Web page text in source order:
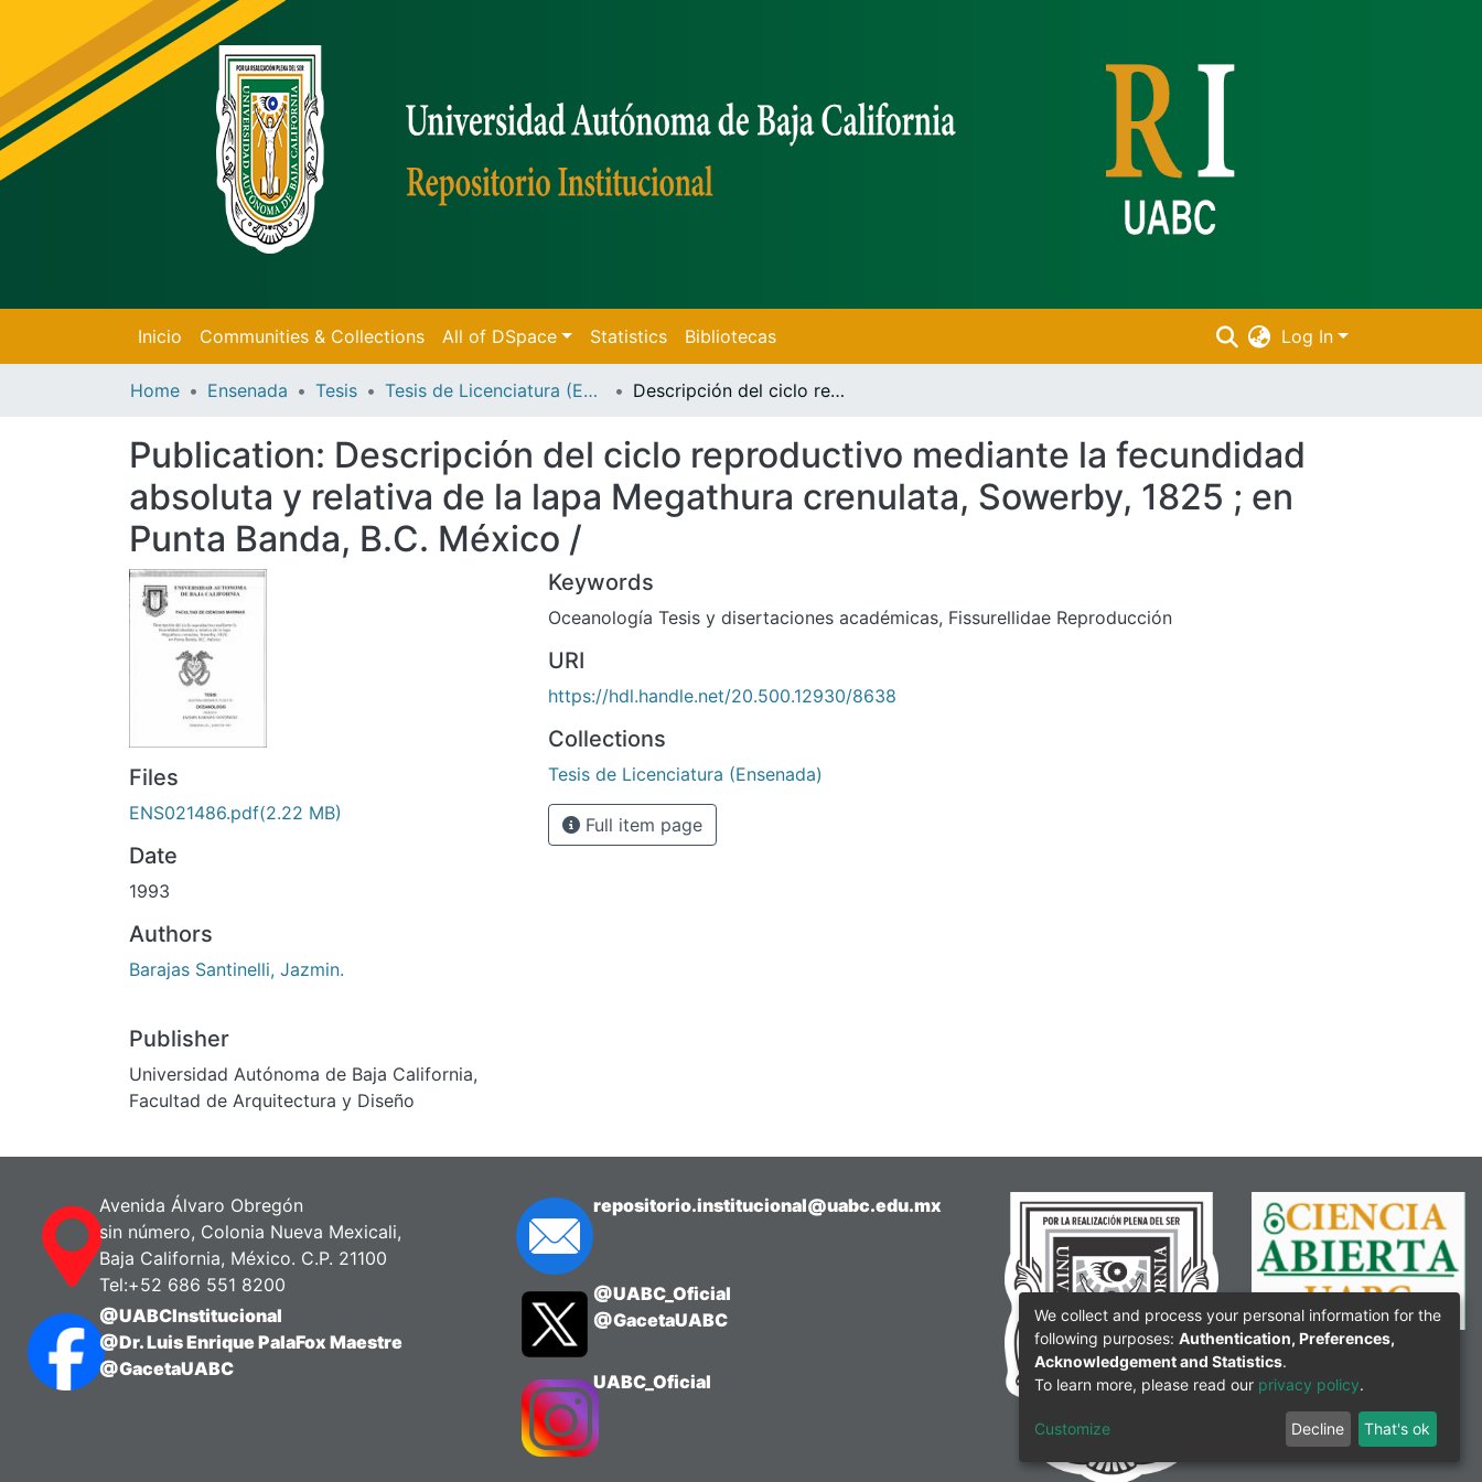
Inicio Communities & Collections All of DSpace Statistics Bibliotecas Log In
Home Ensenada Tesis Tesis de Licenciatura (Ensenada) Descripción del ciclo reproductivo mediante la fecundidad absoluta y relativa de la lapa Megathura crenulata, Sowerby, 1825 ; en Punta Banda, B.C. México /
Publication: Descripción del ciclo reproductivo mediante la fecundidad
absoluta y relativa de la lapa Megathura crenulata, Sowerby, 1825 ; en
Punta Banda, B.C. México /
Files
ENS021486.pdf(2.22 MB)
Date
1993
Authors
Barajas Santinelli, Jazmin.
Publisher
Universidad Autónoma de Baja California,
Facultad de Arquitectura y Diseño
Keywords
Oceanología Tesis y disertaciones académicas, Fissurellidae Reproducción
URI
https://hdl.handle.net/20.500.12930/8638
Collections
Tesis de Licenciatura (Ensenada)
Full item page
Avenida Álvaro Obregón
sin número, Colonia Nueva Mexicali,
Baja California, México. C.P. 21100
Tel:+52 686 551 8200
@UABCInstitucional
@Dr. Luis Enrique PalaFox Maestre
@GacetaUABC
repositorio.institucional@uabc.edu.mx
@UABC_Oficial
@GacetaUABC
UABC_Oficial
We collect and process your personal information for the
following purposes: Authentication, Preferences,
Acknowledgement and Statistics.
To learn more, please read our privacy policy.
Customize Decline That's ok